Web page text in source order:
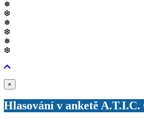
❅
❆
❅
❆
❅
❆
×
Hlasování v anketě A.T.I.C.